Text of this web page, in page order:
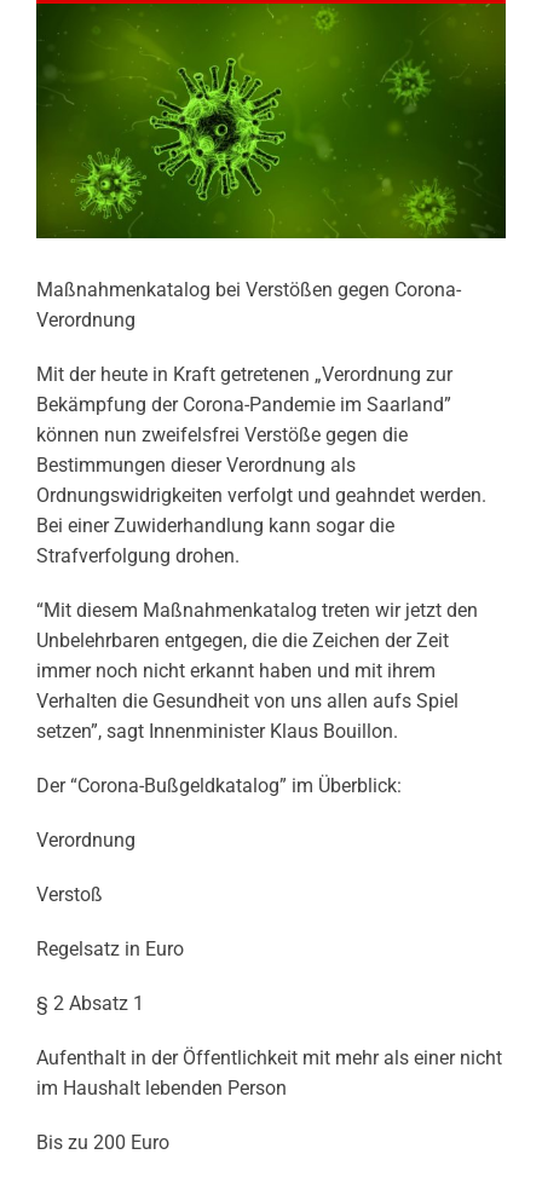
Maßnahmenkatalog bei Verstößen gegen Corona-
Verordnung
Mit der heute in Kraft getretenen „Verordnung zur
Bekämpfung der Corona-Pandemie im Saarland”
können nun zweifelsfrei Verstöße gegen die
Bestimmungen dieser Verordnung als
Ordnungswidrigkeiten verfolgt und geahndet werden.
Bei einer Zuwiderhandlung kann sogar die
Strafverfolgung drohen.
“Mit diesem Maßnahmenkatalog treten wir jetzt den
Unbelehrbaren entgegen, die die Zeichen der Zeit
immer noch nicht erkannt haben und mit ihrem
Verhalten die Gesundheit von uns allen aufs Spiel
setzen”, sagt Innenminister Klaus Bouillon.
Der “Corona-Bußgeldkatalog” im Überblick:
Verordnung
Verstoß
Regelsatz in Euro
§ 2 Absatz 1
Aufenthalt in der Öffentlichkeit mit mehr als einer nicht
im Haushalt lebenden Person
Bis zu 200 Euro